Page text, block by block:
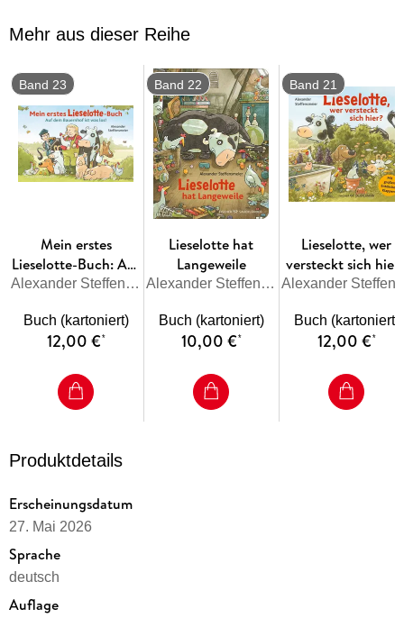
Wird das wirklich so eine traurige Geburtstagsfeier? Das
Limitierte Pappbilderbuchausgabe mit lustiger Hühner-
Polonaise als Farbschnitt!
Das ideale Geburtstagsgeschenk für alle Lieselotte-Fans
Jubiläumsausgabe mit Geburtstags-Farbschnitt am
Lieselotte-Geschichte in stabiler, handlicher
Pappbilderbuchausgabe für die kleinsten Fans
Jahren haben jede Menge Spaß mit der lustigen
Lieblingskuh und ihren Freunden. Fröhliche Bilder und
stabile Pappseiten mit abgerundeten Ecken für kleine
Kinderhände begeistern Mädchen wie Jungen. Ein schönes
Geschenk zum 2. Geburtstag, zu Ostern, Nikolaus und Co.
Mehr aus dieser Reihe
Band 23
Mein erstes
Lieselotte-Buch: Auf
dem Bauernhof istAlexander Steffensmeier
Buch (kartoniert)
12,00 € *
Band 22
Lieselotte hat
Langeweile
Alexander Steffensmeier
Buch (kartoniert)
10,00 € *
Band 21
Lieselotte, wer
versteckt sich
Buch (kartoniert)
12,00 € *
Produktdetails
Erscheinungsdatum
27. Mai 2026
Sprache
deutsch
Auflage